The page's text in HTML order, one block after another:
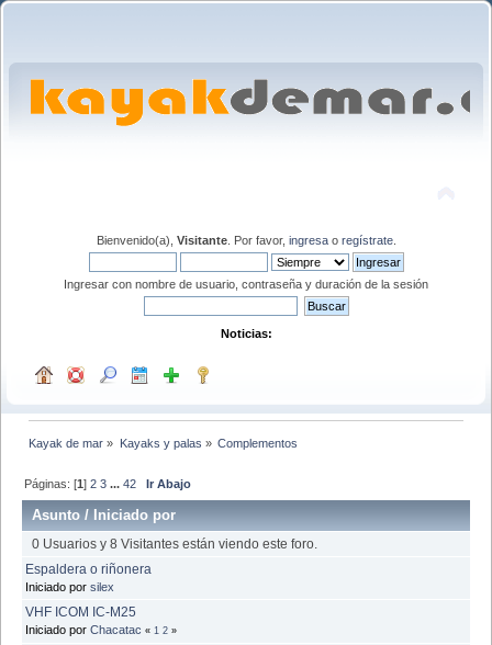
Bienvenido(a), Visitante. Por favor, ingresao regístrate.
Ingresar con nombre de usuario, contraseña y duración de la sesión
Noticias:
Kayak de mar » Kayaks y palas » Complementos
Páginas: [1]2 3 ...42 Ir Abajo
Asunto / Iniciado por
0 Usuarios y 8 Visitantes están viendo este foro.
Espaldera o riñonera
Iniciado por silex
VHF ICOM IC-M25
Iniciado por Chacatac « 1 2 »